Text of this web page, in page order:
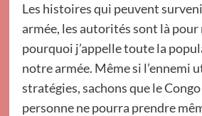
Les histoires qui peuvent
armée, les autorités sont là pour
pourquoi j’appelle toute la
notre armée. Même si l’ennemi
stratégies, sachons que le
personne ne pourra prendre